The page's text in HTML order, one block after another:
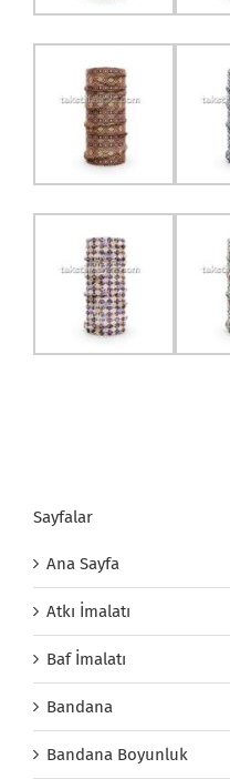
Sayfalar
Ana Sayfa
Atkı İmalatı
Baf İmalatı
Bandana
Bandana Boyunluk